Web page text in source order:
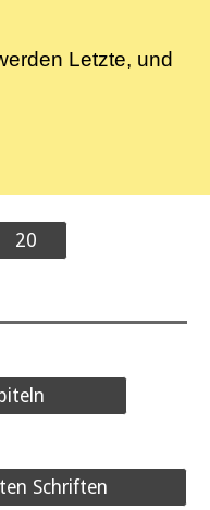
Letzte, und
20
Schriften